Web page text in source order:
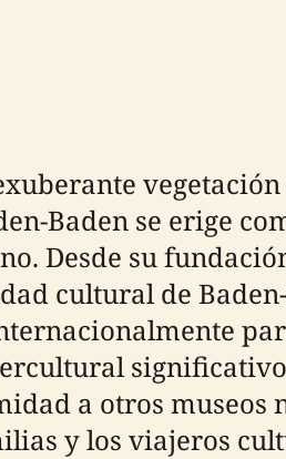
Baden se erige
Desde su
cultural de
a otros
y los viajeros